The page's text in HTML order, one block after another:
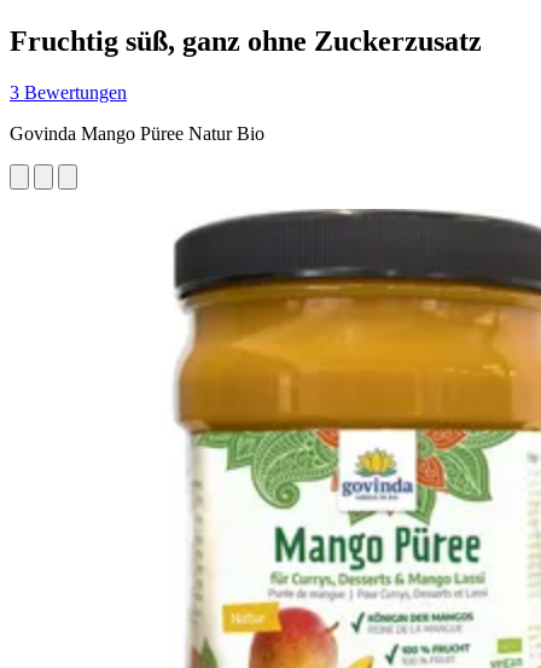
Fruchtig süß, ganz ohne Zuckerzusatz
3 Bewertungen
Govinda Mango Püree Natur Bio